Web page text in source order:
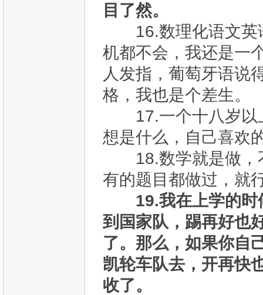
目了然。
16.数理化语文英
机都不会，我还是一
人发指，葡萄牙语说
格，我也是个差生。
17.一个十八岁以
想是什么，自己喜欢
18.数学就是做，
有的题目都做过，就
19.我在上学的
到国家队，踢再好也
了。那么，如果你自
凯轮车队去，开再快
收了。